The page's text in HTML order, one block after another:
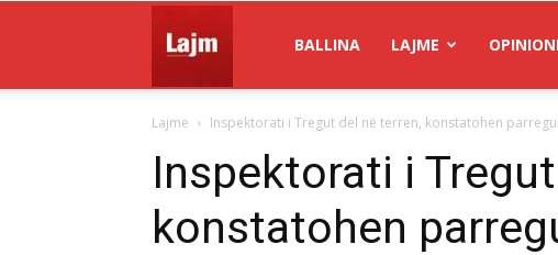
Lajm
BALLINA LAJME
Lajme Inspektorati i Tregut del në terren, konstatohen
Inspektorati i
konstatohen